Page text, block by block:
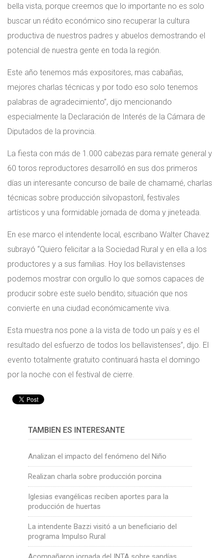
bella vista, porque creemos que lo importante no es solo
buscar un rédito económico sino recuperar la cultura
productiva de nuestros padres y abuelos demostrando el
potencial de nuestra gente en toda la región.
Este año tenemos más expositores, mas cabañas,
mejores charlas técnicas y por todo eso solo tenemos
palabras de agradecimiento”, dijo mencionando
especialmente la Declaración de Interés de la Cámara de
Diputados de la provincia.
La fiesta con más de 1.000 cabezas para remate general y
60 toros reproductores desarrolló en sus dos primeros
días un interesante concurso de baile de chamamé, charlas
técnicas sobre producción silvopastoril, festivales
artísticos y una formidable jornada de doma y jineteada.
En ese marco el intendente local, escribano Walter Chavez
subrayó “Quiero felicitar a la Sociedad Rural y en ella a los
productores y a sus familias. Hoy los bellavistenses
podemos mostrar con orgullo lo que somos capaces de
producir sobre este suelo bendito; situación que nos
convierte en una ciudad económicamente viva.
Esta muestra nos pone a la vista de todo un país y es el
resultado del esfuerzo de todos los bellavistenses”, dijo. El
evento totalmente gratuito continuará hasta el domingo
por la noche con el festival de cierre.
TAMBIÉN ES INTERESANTE
Analizan el impacto del fenómeno del Niño
Realizan charla sobre producción porcina
Iglesias evangélicas reciben aportes para la
producción de huertas
La intendente Bazzi visitó a un beneficiario del
programa Impulso Rural